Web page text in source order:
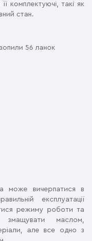
комплектуючі, такі як
стан.
може вичерпатися в
експлуатації
режиму роботи та
змащувати маслом,
але все одно з